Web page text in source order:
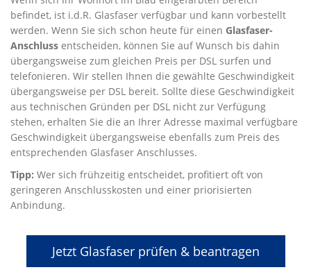
befindet, ist i.d.R. Glasfaser verfügbar und kann vorbestellt
werden. Wenn Sie sich schon heute für einen Glasfaser-
Anschluss entscheiden, können Sie auf Wunsch bis dahin
übergangsweise zum gleichen Preis per DSL surfen und
telefonieren. Wir stellen Ihnen die gewählte Geschwindigkeit
übergangsweise per DSL bereit. Sollte diese Geschwindigkeit
aus technischen Gründen per DSL nicht zur Verfügung
stehen, erhalten Sie die an Ihrer Adresse maximal verfügbare
Geschwindigkeit übergangsweise ebenfalls zum Preis des
entsprechenden Glasfaser Anschlusses.
Tipp: Wer sich frühzeitig entscheidet, profitiert oft von
geringeren Anschlusskosten und einer priorisierten
Anbindung.
Jetzt Glasfaser prüfen & beantragen